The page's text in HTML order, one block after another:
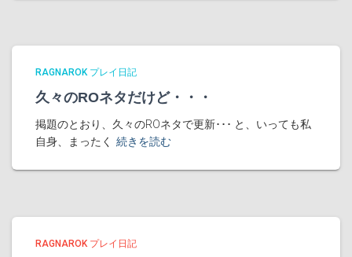
RAGNAROK プレイ日記
久々のROネタだけど・・・
掲題のとおり、久々のROネタで更新･･･ と、いっても私
自身、まったく
続きを読む
RAGNAROK プレイ日記